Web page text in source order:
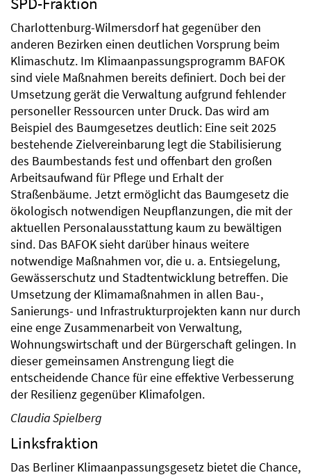
Charlottenburg-Wilmersdorf hat gegenüber den
anderen Bezirken einen deutlichen Vorsprung beim
Klimaschutz. Im Klimaanpassungsprogramm BAFOK
sind viele Maßnahmen bereits definiert. Doch bei der
Umsetzung gerät die Verwaltung aufgrund fehlender
personeller Ressourcen unter Druck. Das wird am
Beispiel des Baumgesetzes deutlich: Eine seit 2025
bestehende Zielvereinbarung legt die Stabilisierung
des Baumbestands fest und offenbart den großen
Arbeitsaufwand für Pflege und Erhalt der
Straßenbäume. Jetzt ermöglicht das Baumgesetz die
ökologisch notwendigen Neupflanzungen, die mit der
aktuellen Personalausstattung kaum zu bewältigen
sind. Das BAFOK sieht darüber hinaus weitere
notwendige Maßnahmen vor, die u. a. Entsiegelung,
Gewässerschutz und Stadtentwicklung betreffen. Die
Umsetzung der Klimamaßnahmen in allen Bau-,
Sanierungs- und Infrastrukturprojekten kann nur durch
eine enge Zusammenarbeit von Verwaltung,
Wohnungswirtschaft und der Bürgerschaft gelingen. In
dieser gemeinsamen Anstrengung liegt die
entscheidende Chance für eine effektive Verbesserung
der Resilienz gegenüber Klimafolgen.
Claudia Spielberg
Linksfraktion
Das Berliner Klimaanpassungsgesetz bietet die Chance,